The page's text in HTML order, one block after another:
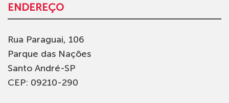
ENDEREÇO
Rua Paraguai, 106
Parque das Nações
Santo André-SP
CEP: 09210-290